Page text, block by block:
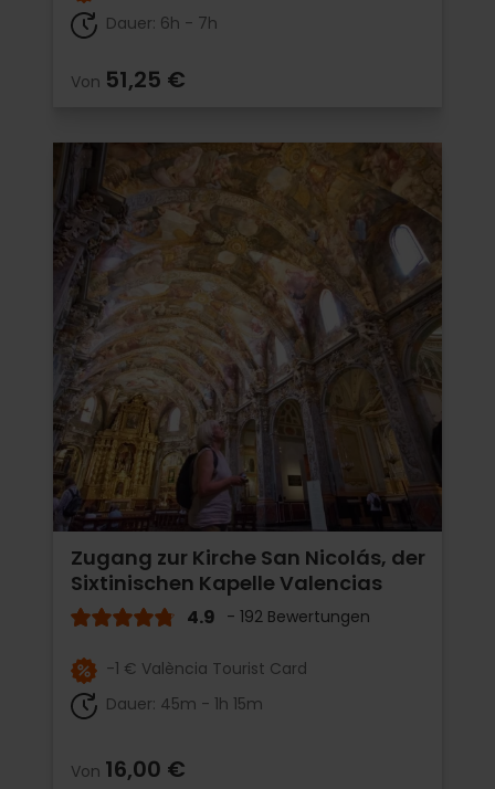
Dauer: 6h - 7h
Von 51,25 €
Zugang zur Kirche San Nicolás, der
Sixtinischen Kapelle Valencias
4.9 - 192 Bewertungen
-1 € València Tourist Card
Dauer: 45m - 1h 15m
Von 16,00 €